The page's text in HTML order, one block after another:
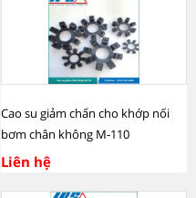
Cao su giảm chấn cho khớp nối
bơm chân không M-110
Liên hệ